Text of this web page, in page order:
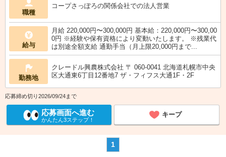
職種
コープさっぽろの関係会社での法人営業
給与
月給 220,000円〜300,000円 基本給：220,000円〜300,00
0円 ※経験や保有資格により変動いたします。 ※残業代
は別途全額支給 通勤手当（月上限20,000円まで...
勤務地
クレードル興農株式会社 〒 060-0041 北海道札幌市中央
区大通東6丁目12番地7 ザ・フィフス大通1F・2F
応募締め切り2026/09/24まで
応募画面へ進む
かんたん3ステップ！
キープ
1